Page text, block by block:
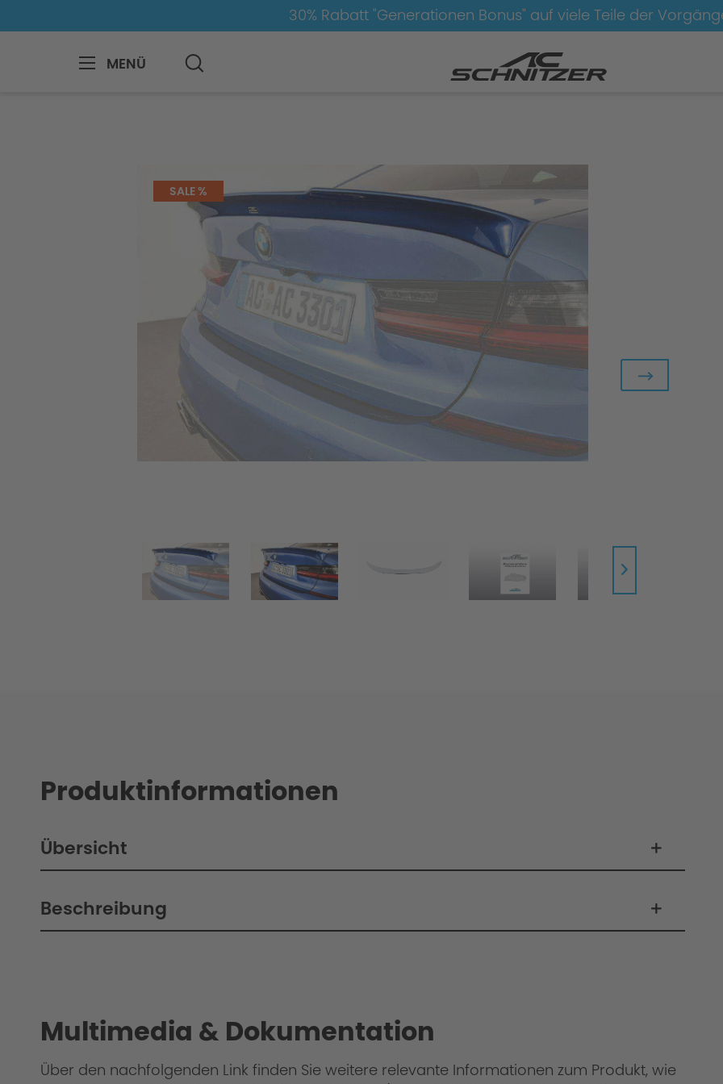
30% Rabatt "Generationen Bonus" auf viele Teile der
MENÜ
Aerodynamik
SALE %
Produktinformationen
Übersicht
Beschreibung
Multimedia & Dokumentation
Über den nachfolgenden Link finden Sie weitere relevante Informationen zum Produkt, wie